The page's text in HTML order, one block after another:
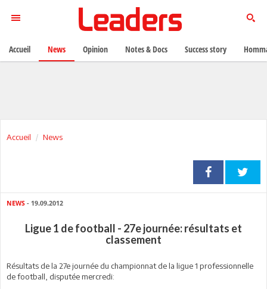
Accueil News
NEWS - 19.09.2012
Ligue 1 de football - 27e journée: résultats et
classement
Résultats de la 27e journée du championnat de la ligue 1 professionnelle
de football, disputée mercredi:
Accueil News Opinion Notes & Docs Success story